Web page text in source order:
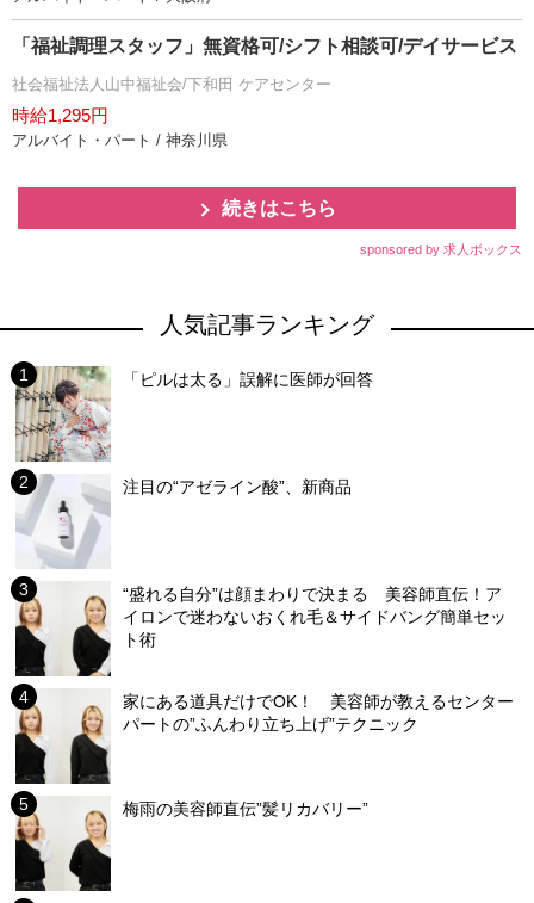
「福祉調理スタッフ」無資格可/シフト相談可/デイサービス
社会福祉法人山中福祉会/下和田 ケアセンター
時給1,295円
アルバイト・パート / 神奈川県
続きはこちら
sponsored by 求人ボックス
人気記事ランキング
「ピルは太る」誤解に医師が回答
注目の“アゼライン酸”、新商品
“盛れる自分”は顔まわりで決まる 美容師直伝！ア
イロンで迷わないおくれ毛＆サイドバング簡単セッ
ト術
家にある道具だけでOK！ 美容師が教えるセンター
パートの”ふんわり立ち上げ”テクニック
梅雨の美容師直伝”髪リカバリー”